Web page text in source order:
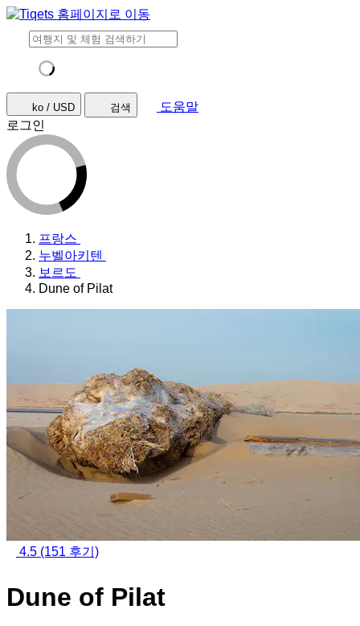
ko / USD 검색
도움말
로그인
프랑스
누벨아키텐
보르도
Dune of Pilat
4.5 (151 후기)
Dune of Pilat